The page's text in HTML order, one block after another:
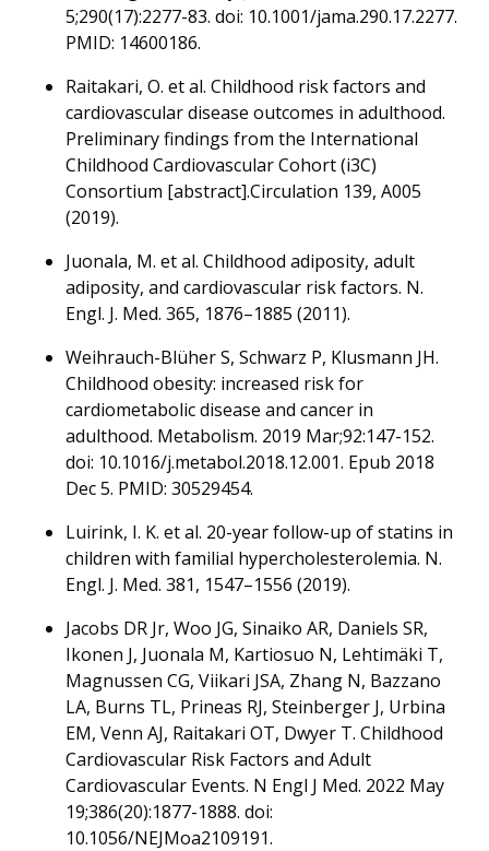
5;290(17):2277-83. doi: 10.1001/jama.290.17.2277.
PMID: 14600186.
Raitakari, O. et al. Childhood risk factors and
cardiovascular disease outcomes in adulthood.
Preliminary findings from the International
Childhood Cardiovascular Cohort (i3C)
Consortium [abstract].Circulation 139, A005
(2019).
Juonala, M. et al. Childhood adiposity, adult
adiposity, and cardiovascular risk factors. N.
Engl. J. Med. 365, 1876–1885 (2011).
Weihrauch-Blüher S, Schwarz P, Klusmann JH.
Childhood obesity: increased risk for
cardiometabolic disease and cancer in
adulthood. Metabolism. 2019 Mar;92:147-152.
doi: 10.1016/j.metabol.2018.12.001. Epub 2018
Dec 5. PMID: 30529454.
Luirink, I. K. et al. 20-year follow-up of statins in
children with familial hypercholesterolemia. N.
Engl. J. Med. 381, 1547–1556 (2019).
Jacobs DR Jr, Woo JG, Sinaiko AR, Daniels SR,
Ikonen J, Juonala M, Kartiosuo N, Lehtimäki T,
Magnussen CG, Viikari JSA, Zhang N, Bazzano
LA, Burns TL, Prineas RJ, Steinberger J, Urbina
EM, Venn AJ, Raitakari OT, Dwyer T. Childhood
Cardiovascular Risk Factors and Adult
Cardiovascular Events. N Engl J Med. 2022 May
19;386(20):1877-1888. doi:
10.1056/NEJMoa2109191.